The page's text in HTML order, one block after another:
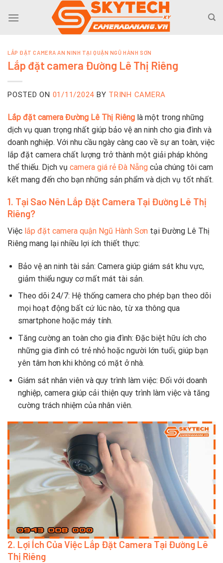
LẮP ĐẶT CAMERA AN NINH TẠI QUẬN NGŨ HÀNH SƠN
Lắp đặt camera Đường Lê Thị Riêng
POSTED ON 01/11/2024 BY TRINH CAMERA
Lắp đặt camera Đường Lê Thị Riêng là một trong những
dịch vụ quan trọng nhất giúp bảo vệ an ninh cho gia đình và
doanh nghiệp. Với nhu cầu ngày càng cao về sự an toàn, việc
lắp đặt camera chất lượng trở thành một giải pháp không
thể thiếu. Dịch vụ camera giá rẻ Đà Nẵng của chúng tôi cam
kết mang đến cho bạn những sản phẩm và dịch vụ tốt nhất.
1. Tại Sao Nên Lắp Đặt Camera Tại Đường Lê Thị
Riêng?
Việc lắp đặt camera quận Ngũ Hành Sơn tại Đường Lê Thị
Riêng mang lại nhiều lợi ích thiết thực:
Bảo vệ an ninh tài sản: Camera giúp giám sát khu vực,
giảm thiểu nguy cơ mất mát tài sản.
Theo dõi 24/7: Hệ thống camera cho phép bạn theo dõi
mọi hoạt động bất cứ lúc nào, từ xa thông qua
smartphone hoặc máy tính.
Tăng cường an toàn cho gia đình: Đặc biệt hữu ích cho
những gia đình có trẻ nhỏ hoặc người lớn tuổi, giúp bạn
yên tâm hơn khi không có mặt ở nhà.
Giám sát nhân viên và quy trình làm việc: Đối với doanh
nghiệp, camera giúp cải thiện quy trình làm việc và tăng
cường trách nhiệm của nhân viên.
2. Lợi Ích Của Việc Lắp Đặt Camera Tại Đường Lê
Thị Riêng